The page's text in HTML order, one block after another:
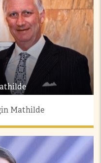
Mathilde